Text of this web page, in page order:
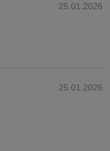
25.01.2026
25.01.2026